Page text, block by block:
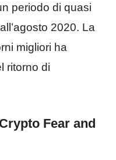
periodo di quasi
2020. La
migliori ha
ritorno di
Fear and